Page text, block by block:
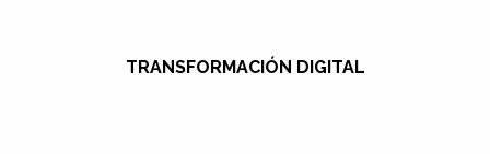
TRANSFORMACIÓN DIGITAL